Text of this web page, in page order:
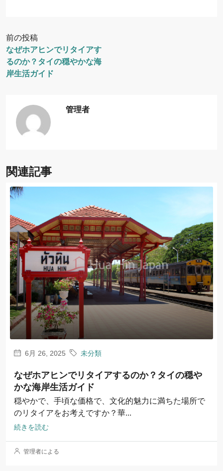
前の投稿
なぜホアヒンでリタイアす
るのか？タイの穏やかな海
岸生活ガイド
管理者
関連記事
6月 26, 2025 未分類
なぜホアヒンでリタイアするのか？タイの穏や
かな海岸生活ガイド
穏やかで、手頃な価格で、文化的魅力に満ちた場所で
のリタイアをお考えですか？華...
続きを読む
管理者による